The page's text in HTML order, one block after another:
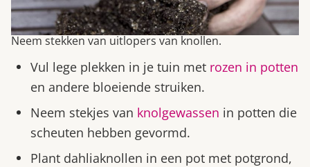
Neem stekken van uitlopers van knollen.
Vul lege plekken in je tuin met rozen in potten
en andere bloeiende struiken.
Neem stekjes van knolgewassen in potten die
scheuten hebben gevormd.
Plant dahliaknollen in een pot met potgrond,